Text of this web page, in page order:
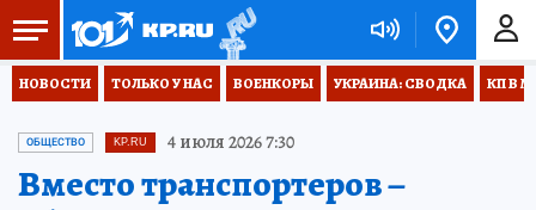
НОВОСТИ ТОЛЬКО У НАС ВОЕНКОРЫ УКРАИНА: СВОДКА КП В
ОБЩЕСТВО KP.RU 4 июля 2026 7:30
Вместо транспортеров –